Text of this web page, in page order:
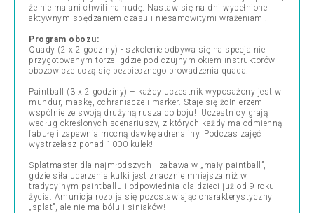
że nie ma ani chwili na nudę. Nastaw się na dni wypełnione
aktywnym spędzaniem czasu i niesamowitymi wrażeniami.
Program obozu:
Quady (2 x 2 godziny) - szkolenie odbywa się na specjalnie
przygotowanym torze, gdzie pod czujnym okiem instruktorów
obozowicze uczą się bezpiecznego prowadzenia quada.
Paintball (3 x 2 godziny) – każdy uczestnik wyposażony jest w
mundur, maskę, ochraniacze i marker. Staje się żołnierzemi
wspólnie ze swoją drużyną rusza do boju! Uczestnicy grają
według określonych scenariuszy, z których każdy ma odmienną
fabułę i zapewnia mocną dawkę adrenaliny. Podczas zajęć
wystrzelasz ponad 1000 kulek!
Splatmaster dla najmłodszych - zabawa w „mały paintball”,
gdzie siła uderzenia kulki jest znacznie mniejsza niż w
tradycyjnym paintballu i odpowiednia dla dzieci już od 9 roku
życia. Amunicja rozbija się pozostawiając charakterystyczny
„splat”, ale nie ma bólu i siniaków!